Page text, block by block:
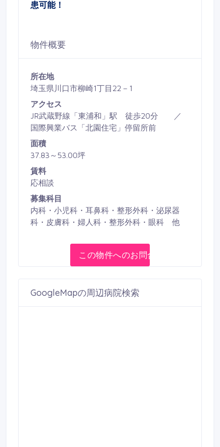
患可能！
物件概要
所在地
埼玉県川口市柳崎1丁目22－1
アクセス
JR武蔵野線「東浦和」駅 徒歩20分 ／
国際興業バス「北園住宅」停留所前
面積
37.83～53.00坪
賃料
応相談
募集科目
内科・小児科・耳鼻科・整形外科・泌尿器
科・皮膚科・婦人科・整形外科・眼科 他
この物件へのお問合せ
GoogleMapの周辺病院検索